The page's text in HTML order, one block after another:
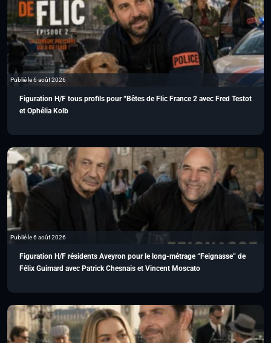
Publié le 6 août 2026
Figuration H/F tous profils pour “Bêtes de Flic France 2 avec Fred Testot
et Ophélia Kolb
Publié le 6 août 2026
Figuration H/F résidents Aveyron pour le long-métrage “Feignasse” de
Félix Guimard avec Patrick Chesnais et Vincent Moscato